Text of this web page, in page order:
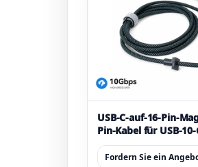
USB-C-auf-16-Pin-
Pin-Kabel für USB-
und Aufladen
Fordern Sie ein